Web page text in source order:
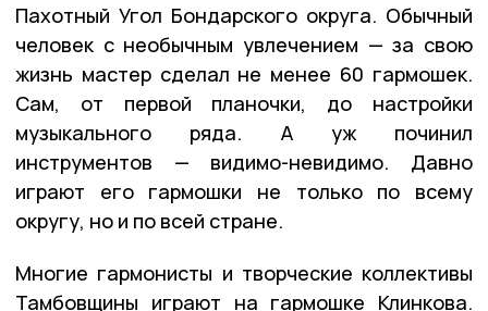
Пахотный Угол Бондарского округа. Обычный
человек с необычным увлечением — за свою
жизнь мастер сделал не менее 60 гармошек.
Сам, от первой планочки, до настройки
музыкального ряда. А уж починил
инструментов — видимо-невидимо. Давно
играют его гармошки не только по всему
округу, но и по всей стране.
Многие гармонисты и творческие коллективы
Тамбовщины играют на гармошке Клинкова.